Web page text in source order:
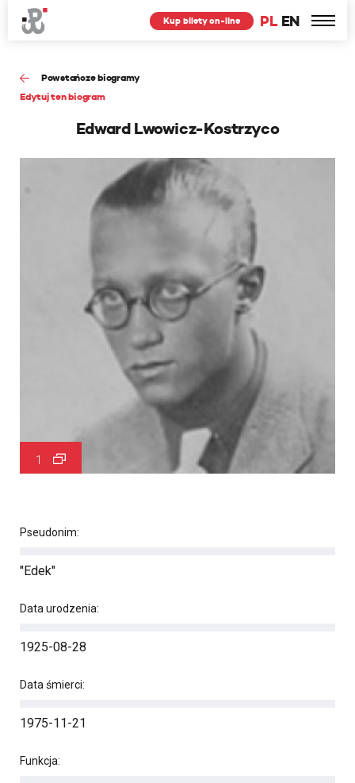
PL EN
Kup bilety on-line
Powstańcze biogramy
Edytuj ten biogram
Edward Lwowicz-Kostrzyco
1
Pseudonim:
"Edek"
Data urodzenia:
1925-08-28
Data śmierci:
1975-11-21
Funkcja: